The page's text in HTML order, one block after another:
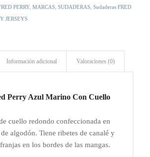
PERRY, MARCAS, SUDADERAS, Sudaderas FRED
JERSEYS
Información adicional Valoraciones (0)
Perry Azul Marino Con Cuello
cuello redondo confeccionada en
algodón. Tiene ribetes de canalé y
en los bordes de las mangas.